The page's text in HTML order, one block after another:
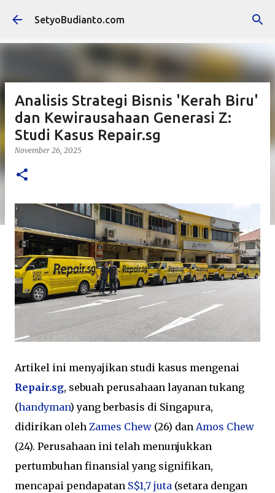
Skip to main content
SetyoBudianto.com
Analisis Strategi Bisnis 'Kerah Biru'
dan Kewirausahaan Generasi Z:
Studi Kasus Repair.sg
November 26, 2025
Artikel ini menyajikan studi kasus mengenai
Repair.sg, sebuah perusahaan layanan tukang
(handyman) yang berbasis di Singapura,
didirikan oleh Zames Chew (26) dan Amos Chew
(24). Perusahaan ini telah menunjukkan
pertumbuhan finansial yang signifikan,
mencapai pendapatan S$1,7 juta (setara dengan